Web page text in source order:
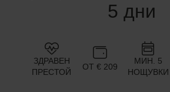
5 дни
ЗДРАВЕН
ПРЕСТОЙ
ОТ € 209
МИН. 5
НОЩУВКИ